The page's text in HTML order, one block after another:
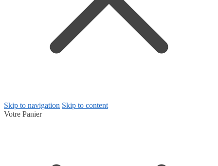
Skip to navigation Skip to content
Votre Panier